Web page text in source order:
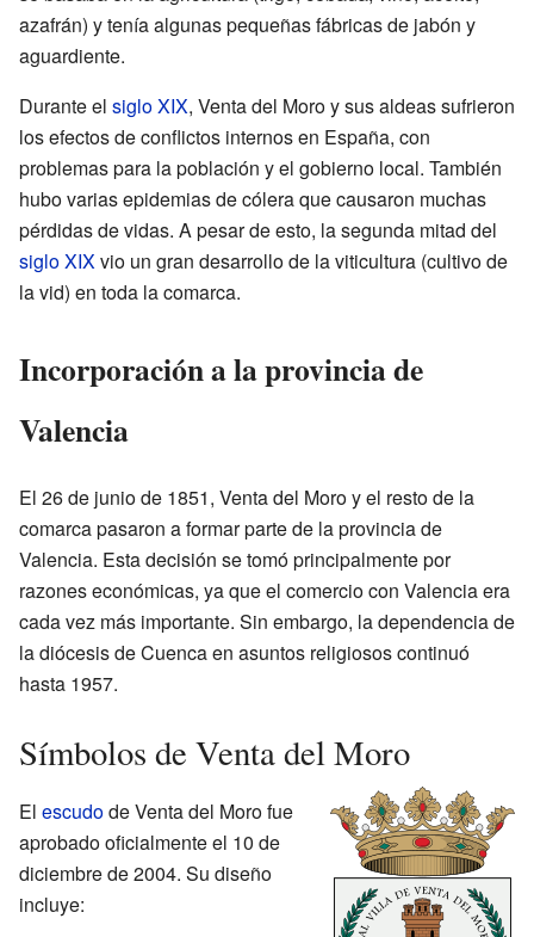
azafrán) y tenía algunas pequeñas fábricas de jabón y
aguardiente.
Durante el siglo XIX, Venta del Moro y sus aldeas sufrieron
los efectos de conflictos internos en España, con
problemas para la población y el gobierno local. También
hubo varias epidemias de cólera que causaron muchas
pérdidas de vidas. A pesar de esto, la segunda mitad del
siglo XIXvio un gran desarrollo de la viticultura (cultivo de
la vid) en toda la comarca.
Incorporación a la provincia de
Valencia
El 26 de junio de 1851, Venta del Moro y el resto de la
comarca pasaron a formar parte de la provincia de
Valencia. Esta decisión se tomó principalmente por
razones económicas, ya que el comercio con Valencia era
cada vez más importante. Sin embargo, la dependencia de
la diócesis de Cuenca en asuntos religiosos continuó
hasta 1957.
Símbolos de Venta del Moro
El escudode Venta del Moro fue
aprobado oficialmente el 10 de
diciembre de 2004. Su diseño
incluye: